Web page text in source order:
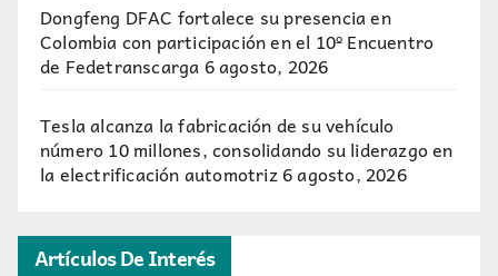
Dongfeng DFAC fortalece su presencia en
Colombia con participación en el 10º Encuentro
de Fedetranscarga6 agosto, 2026
Tesla alcanza la fabricación de su vehículo
número 10 millones, consolidando su liderazgo en
la electrificación automotriz6 agosto, 2026
Artículos De Interés